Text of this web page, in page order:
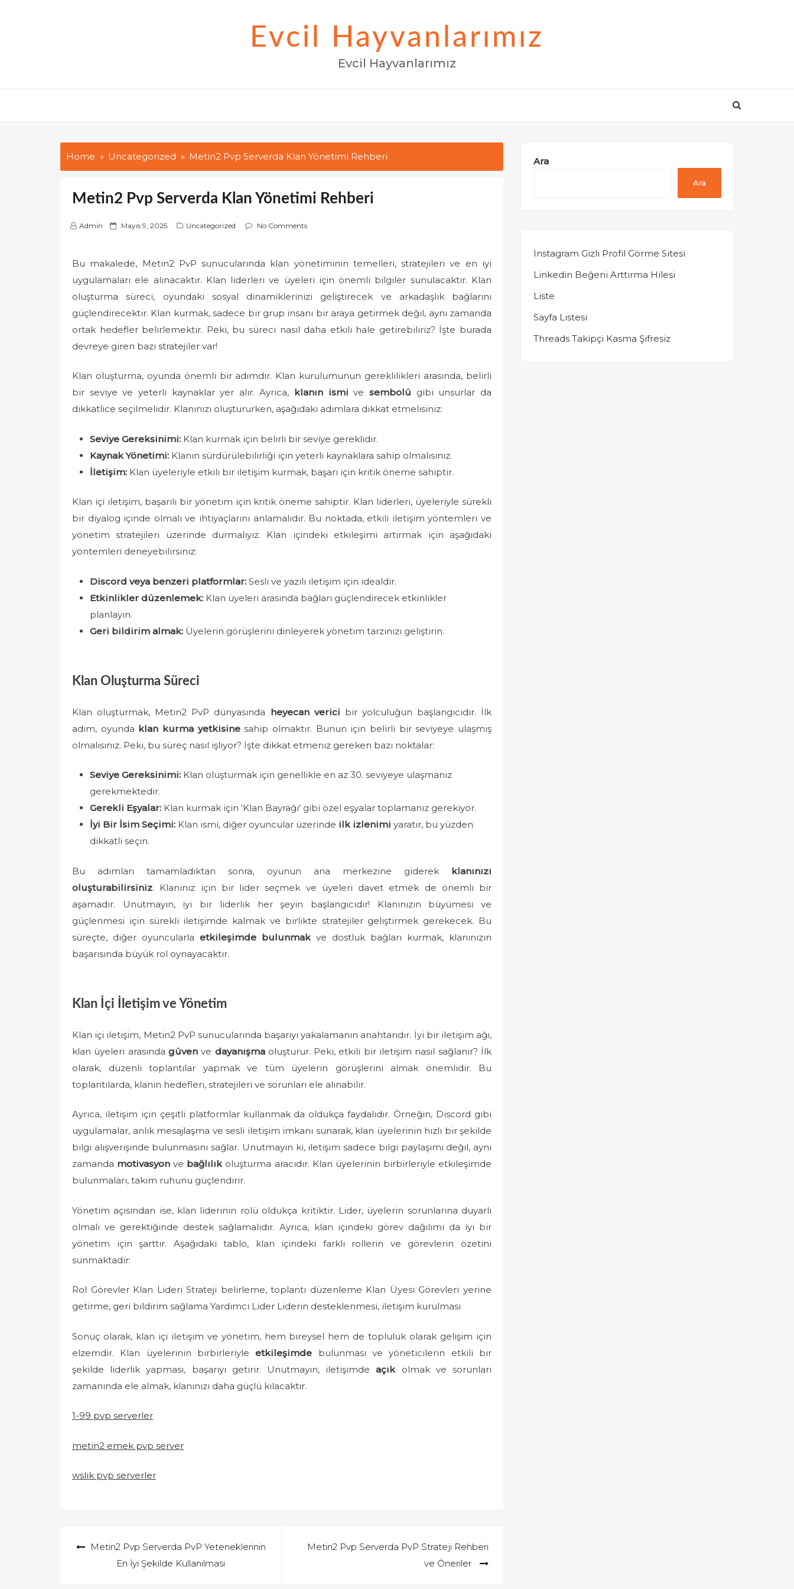
Evcil Hayvanlarımız
Evcil Hayvanlarımız
Home Uncategorized Metin2 Pvp Serverda Klan Yönetimi Rehberi
Metin2 Pvp Serverda Klan Yönetimi Rehberi
Admin
P
t
e
n
Mayıs 9, 2025 Uncategorized No Comments
Bu makalede, Metin2 PvP sunucularında klan yönetiminin temelleri, stratejileri ve en iyi
uygulamaları ele alınacaktır. Klan liderleri ve üyeleri için önemli bilgiler sunulacaktır. Klan
oluşturma süreci, oyundaki sosyal dinamiklerinizi geliştirecek ve arkadaşlık bağlarını
güçlendirecektir. Klan kurmak, sadece bir grup insanı bir araya getirmek değil, aynı zamanda
ortak hedefler belirlemektir. Peki, bu süreci nasıl daha etkili hale getirebiliriz? İşte burada
devreye giren bazı stratejiler var!
Klan oluşturma, oyunda önemli bir adımdır. Klan kurulumunun gereklilikleri arasında, belirli
bir seviye ve yeterli kaynaklar yer alır. Ayrıca, klanın ismi vesembolü gibi unsurlar da
dikkatlice seçilmelidir. Klanınızı oluştururken, aşağıdaki adımlara dikkat etmelisiniz:
Seviye Gereksinimi: Klan kurmak için belirli bir seviye gereklidir.
Kaynak Yönetimi: Klanın sürdürülebilirliği için yeterli kaynaklara sahip olmalısınız.
İletişim: Klan üyeleriyle etkili bir iletişim kurmak, başarı için kritik öneme sahiptir.
Klan içi iletişim, başarılı bir yönetim için kritik öneme sahiptir. Klan liderleri, üyeleriyle sürekli
bir diyalog içinde olmalı ve ihtiyaçlarını anlamalıdır. Bu noktada, etkili iletişim yöntemleri ve
yönetim stratejileri üzerinde durmalıyız. Klan içindeki etkileşimi artırmak için aşağıdaki
yöntemleri deneyebilirsiniz:
Discord veya benzeri platformlar: Sesli ve yazılı iletişim için idealdir.
Etkinlikler düzenlemek: Klan üyeleri arasında bağları güçlendirecek etkinlikler
planlayın.
Geri bildirim almak: Üyelerin görüşlerini dinleyerek yönetim tarzınızı geliştirin.
Klan Oluşturma Süreci
Klan oluşturmak, Metin2 PvP dünyasında heyecan verici bir yolculuğun başlangıcıdır. İlk
adım, oyunda klan kurma yetkisinesahip olmaktır. Bunun için belirli bir seviyeye ulaşmış
olmalısınız. Peki, bu süreç nasıl işliyor? İşte dikkat etmeniz gereken bazı noktalar:
Seviye Gereksinimi: Klan oluşturmak için genellikle en az 30. seviyeye ulaşmanız
gerekmektedir.
Gerekli Eşyalar: Klan kurmak için ‘Klan Bayrağı’ gibi özel eşyalar toplamanız gerekiyor.
İyi Bir İsim Seçimi: Klan ismi, diğer oyuncular üzerinde ilk izlenimi yaratır, bu yüzden
dikkatli seçin.
Bu adımları tamamladıktan sonra, oyunun ana merkezine giderek klanınızı
oluşturabilirsiniz. Klanınız için bir lider seçmek ve üyeleri davet etmek de önemli bir
aşamadır. Unutmayın, iyi bir liderlik her şeyin başlangıcıdır! Klanınızın büyümesi ve
güçlenmesi için sürekli iletişimde kalmak ve birlikte stratejiler geliştirmek gerekecek. Bu
süreçte, diğer oyuncularla etkileşimde bulunmak ve dostluk bağları kurmak, klanınızın
başarısında büyük rol oynayacaktır.
Klan İçi İletişim ve Yönetim
Klan içi iletişim, Metin2 PvP sunucularında başarıyı yakalamanın anahtarıdır. İyi bir iletişim ağı,
klan üyeleri arasında güvenve dayanışmaoluşturur. Peki, etkili bir iletişim nasıl sağlanır? İlk
olarak, düzenli toplantılar yapmak ve tüm üyelerin görüşlerini almak önemlidir. Bu
toplantılarda, klanın hedefleri, stratejileri ve sorunları ele alınabilir.
Ayrıca, iletişim için çeşitli platformlar kullanmak da oldukça faydalıdır. Örneğin, Discord gibi
uygulamalar, anlık mesajlaşma ve sesli iletişim imkanı sunarak, klan üyelerinin hızlı bir şekilde
bilgi alışverişinde bulunmasını sağlar. Unutmayın ki, iletişim sadece bilgi paylaşımı değil, aynı
zamanda motivasyon ve bağlılıkoluşturma aracıdır. Klan üyelerinin birbirleriyle etkileşimde
bulunmaları, takım ruhunu güçlendirir.
Yönetim açısından ise, klan liderinin rolü oldukça kritiktir. Lider, üyelerin sorunlarına duyarlı
olmalı ve gerektiğinde destek sağlamalıdır. Ayrıca, klan içindeki görev dağılımı da iyi bir
yönetim için şarttır. Aşağıdaki tablo, klan içindeki farklı rollerin ve görevlerin özetini
sunmaktadır:
Rol Görevler Klan Lideri Strateji belirleme, toplantı düzenleme Klan Üyesi Görevleri yerine
getirme, geri bildirim sağlama Yardımcı Lider Liderin desteklenmesi, iletişim kurulması
Sonuç olarak, klan içi iletişim ve yönetim, hem bireysel hem de topluluk olarak gelişim için
elzemdir. Klan üyelerinin birbirleriyle etkileşimde bulunması ve yöneticilerin etkili bir
şekilde liderlik yapması, başarıyı getirir. Unutmayın, iletişimde açık olmak ve sorunları
zamanında ele almak, klanınızı daha güçlü kılacaktır.
1-99 pvp serverler
metin2 emek pvp server
wslik pvp serverler
gezinmesi
Metin2 Pvp Serverda PvP Yeteneklerinin
En İyi Şekilde Kullanılması
Metin2 Pvp Serverda PvP Strateji Rehberi
ve Öneriler
Ara
Ara
Instagram Gizli Profil Görme Sitesi
Linkedin Beğeni Arttırma Hilesi
Liste
Sayfa Listesi
Threads Takipçi Kasma Şifresiz